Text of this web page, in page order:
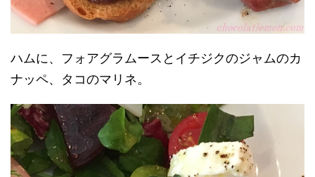
ハムに、フォアグラムースとイチジクのジャムのカ
ナッペ、タコのマリネ。